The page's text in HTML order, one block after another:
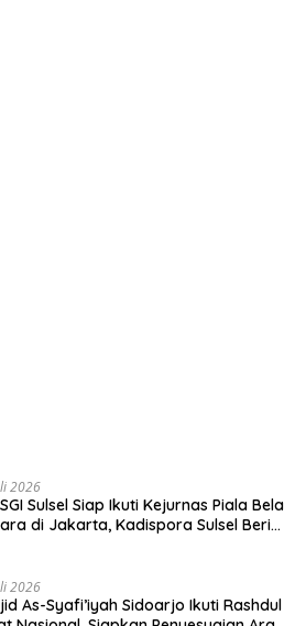
2026
Sulsel Siap Ikuti Kejurnas Piala Bela
di Jakarta, Kadispora Sulsel Beri
2026
As-Syafi’iyah Sidoarjo Ikuti Rashdul